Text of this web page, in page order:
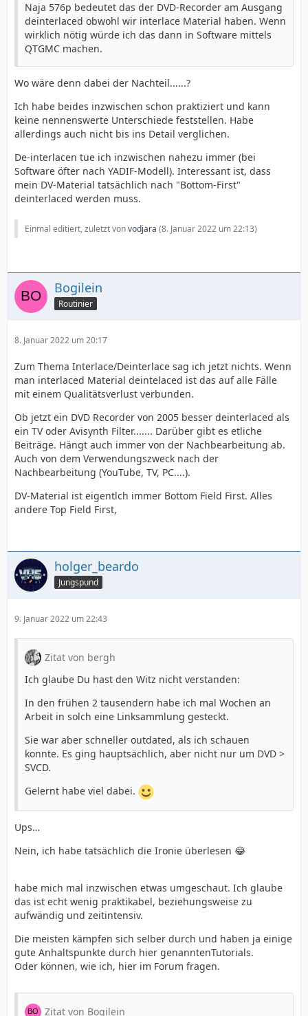
Naja 576p bedeutet das der DVD-Recorder am Ausgang
deinterlaced obwohl wir interlace Material haben. Wenn
wirklich nötig würde ich das dann in Software mittels
QTGMC machen.
Wo wäre denn dabei der Nachteil......?
Ich habe beides inzwischen schon praktiziert und kann
keine nennenswerte Unterschiede feststellen. Habe
allerdings auch nicht bis ins Detail verglichen.
De-interlacen tue ich inzwischen nahezu immer (bei
Software öfter nach YADIF-Modell). Interessant ist, dass
mein DV-Material tatsächlich nach "Bottom-First"
deinterlaced werden muss.
Einmal editiert, zuletzt vonvodjara (8. Januar 2022 um 22:13)
Bogilein
Routinier
8. Januar 2022 um 20:17
Zum Thema Interlace/Deinterlace sag ich jetzt nichts. Wenn
man interlaced Material deintelaced ist das auf alle Fälle
mit einem Qualitätsverlust verbunden.
Ob jetzt ein DVD Recorder von 2005 besser deinterlaced als
ein TV oder Avisynth Filter....... Darüber gibt es etliche
Beiträge. Hängt auch immer von der Nachbearbeitung ab.
Auch von dem Verwendungszweck nach der
Nachbearbeitung (YouTube, TV, PC....).
DV-Material ist eigentlch immer Bottom Field First. Alles
andere Top Field First,
holger_beardo
Jungspund
9. Januar 2022 um 22:43
Zitat von bergh
Ich glaube Du hast den Witz nicht verstanden:
In den frühen 2 tausendern habe ich mal Wochen an
Arbeit in solch eine Linksammlung gesteckt.
Sie war aber schneller outdated, als ich schauen
konnte. Es ging hauptsächlich, aber nicht nur um DVD >
SVCD.
Gelernt habe viel dabei.
Ups…
Nein, ich habe tatsächlich die Ironie überlesen 😂
habe mich mal inzwischen etwas umgeschaut. Ich glaube
das ist echt wenig praktikabel, beziehungsweise zu
aufwändig und zeitintensiv.
Die meisten kämpfen sich selber durch und haben ja einige
gute Anhaltspunkte durch hier genanntenTutorials.
Oder können, wie ich, hier im Forum fragen.
Zitat von Bogilein